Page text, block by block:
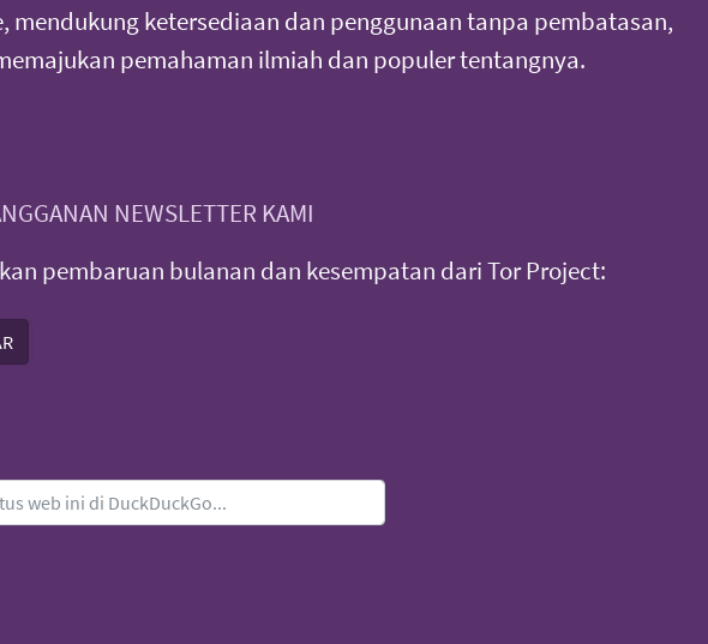
mendukung ketersediaan dan penggunaan tanpa pembatasan,
pemahaman ilmiah dan populer tentangnya.
NEWSLETTER KAMI
pembaruan bulanan dan kesempatan dari Tor Project: